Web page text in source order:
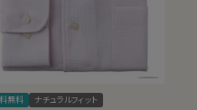
無料 ナチュラルフィット